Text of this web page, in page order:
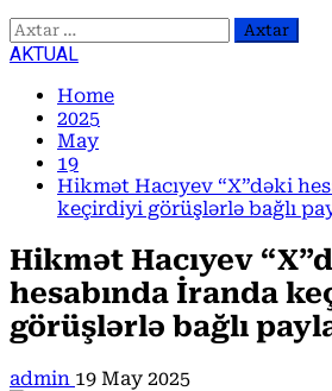
Axtarış:
AKTUAL
Home
2025
May
19
Hikmət Hacıyev “X”dəki
keçirdiyi görüşlərlə bağlı
Hikmət Hacıyev
hesabında İranda
görüşlərlə bağlı
admin 19 May 2025